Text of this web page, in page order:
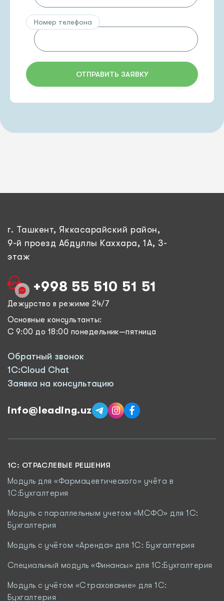
Номер телефона
ОТПРАВИТЬ ЗАЯВКУ
г. Ташкент, Яккасарайский район,
9-й проезд Абдуллы Каххара, 1А, 3-
этаж
+998 55 510 51 51
Дежурство в режиме 24/7
Основные консультанты:
С 9:00 до 18:00 понедельник—пятница
Обратный звонок
1C:Cloud Chat
Заявка на консультацию
info@leading.uz
1C: ОТРАСЛЕВЫЕ РЕШЕНИЯ
Модуль для «Фармацевтического» учёта в
1С:Бухгалтерия
Модуль с параллельным учетом «МСФО» для 1С:
Бухгалтерия
Модуль с учётом «Аренда» для 1С: Бухгалтерия
Специальный модуль «Финансы» для 1С:Бухгалтерия
Модуль c учётом «Страхование» для 1С:
Бухгалтерия